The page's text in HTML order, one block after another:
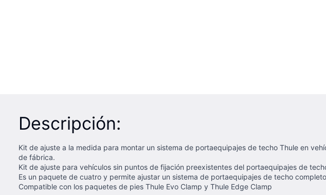
Descripción:
Kit de ajuste a la medida para montar un sistema de portaequipajes de techo Thule en
de fábrica.
Kit de ajuste para vehículos sin puntos de fijación preexistentes del portaequipajes de
Es un paquete de cuatro y permite ajustar un sistema de portaequipajes de techo
Compatible con los paquetes de pies Thule Evo Clamp y Thule Edge Clamp